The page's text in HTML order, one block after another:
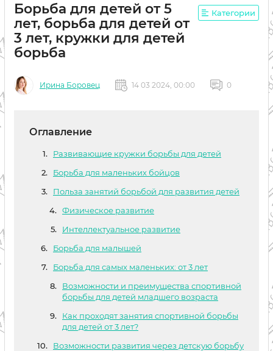
Борьба для детей от 5
лет, борьба для детей от
3 лет, кружки для детей
борьба
Категории
Ирина Боровец 14 03 2024, 00:00 0
Оглавление
Развивающие кружки борьбы для детей
Борьба для маленьких бойцов
Польза занятий борьбой для развития детей
Физическое развитие
Интеллектуальное развитие
Борьба для малышей
Борьба для самых маленьких: от 3 лет
Возможности и преимущества спортивной
борьбы для детей младшего возраста
Как проходят занятия спортивной борьбы
для детей от 3 лет?
Возможности развития через детскую борьбу